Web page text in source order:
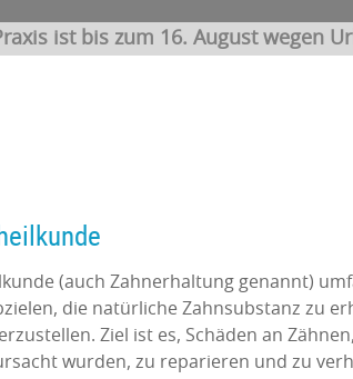
ist bis zum 16. August wegen
(auch Zahnerhaltung genannt)
die natürliche Zahnsubstanz zu
Ziel ist es, Schäden an
wurden, zu reparieren und zu